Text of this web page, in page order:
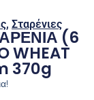
, Σταρένιες
(6
WHEAT
370g